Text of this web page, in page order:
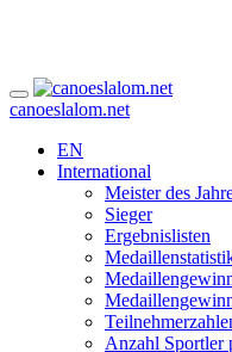
canoeslalom.net
EN
International
Meister des
Sieger
Ergebnislisten
Anzahl Sportler